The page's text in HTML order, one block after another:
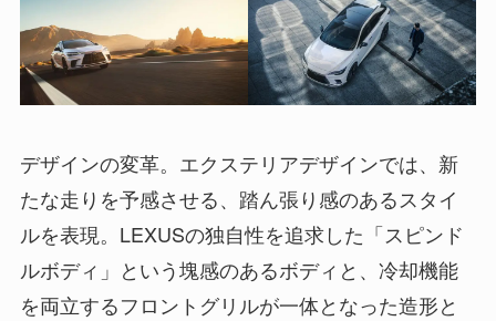
デザインの変革。エクステリアデザインでは、新
たな走りを予感させる、踏ん張り感のあるスタイ
ルを表現。LEXUSの独自性を追求した「スピンド
ルボディ」という塊感のあるボディと、冷却機能
を両立するフロントグリルが一体となった造形と